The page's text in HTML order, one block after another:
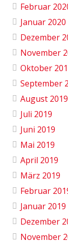
Februar
Januar 2020
Dezember
November
Oktober
September
August 2019
Juli 2019
Juni 2019
Mai 2019
April 2019
März 2019
Februar
Januar 2019
Dezember
November